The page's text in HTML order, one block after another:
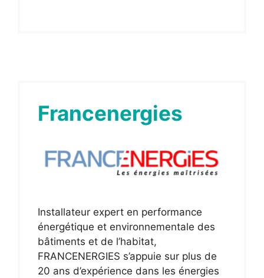
Francenergies
Installateur expert en performance
énergétique et environnementale des
bâtiments et de l’habitat,
FRANCENERGIES s’appuie sur plus de
20 ans d’expérience dans les énergies